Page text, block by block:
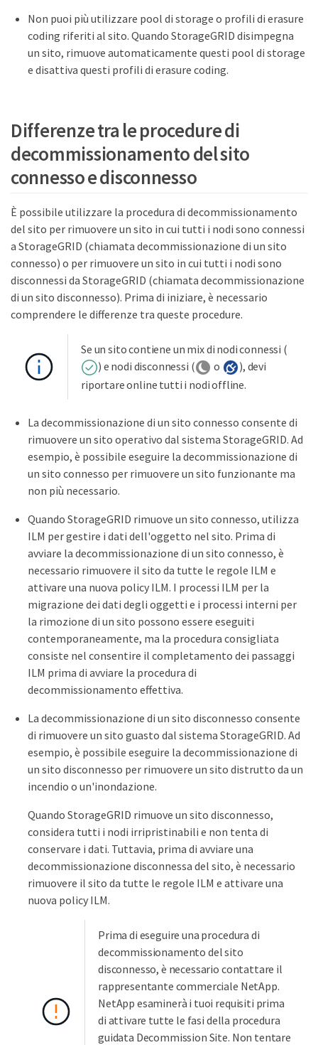
Non puoi più utilizzare pool di storage o profili di erasure
coding riferiti al sito. Quando StorageGRID disimpegna
un sito, rimuove automaticamente questi pool di storage
e disattiva questi profili di erasure coding.
Differenze tra le procedure di
decommissionamento del sito
connesso e disconnesso
È possibile utilizzare la procedura di decommissionamento
del sito per rimuovere un sito in cui tutti i nodi sono connessi
a StorageGRID (chiamata decommissionazione di un sito
connesso) o per rimuovere un sito in cui tutti i nodi sono
disconnessi da StorageGRID (chiamata decommissionazione
di un sito disconnesso). Prima di iniziare, è necessario
comprendere le differenze tra queste procedure.
Se un sito contiene un mix di nodi connessi (
) e nodi disconnessi (
o
), devi
riportare online tutti i nodi offline.
La decommissionazione di un sito connesso consente di
rimuovere un sito operativo dal sistema StorageGRID. Ad
esempio, è possibile eseguire la decommissionazione di
un sito connesso per rimuovere un sito funzionante ma
non più necessario.
Quando StorageGRID rimuove un sito connesso, utilizza
ILM per gestire i dati dell'oggetto nel sito. Prima di
avviare la decommissionazione di un sito connesso, è
necessario rimuovere il sito da tutte le regole ILM e
attivare una nuova policy ILM. I processi ILM per la
migrazione dei dati degli oggetti e i processi interni per
la rimozione di un sito possono essere eseguiti
contemporaneamente, ma la procedura consigliata
consiste nel consentire il completamento dei passaggi
ILM prima di avviare la procedura di
decommissionamento effettiva.
La decommissionazione di un sito disconnesso consente
di rimuovere un sito guasto dal sistema StorageGRID. Ad
esempio, è possibile eseguire la decommissionazione di
un sito disconnesso per rimuovere un sito distrutto da un
incendio o un'inondazione.
Quando StorageGRID rimuove un sito disconnesso,
considera tutti i nodi irripristinabili e non tenta di
conservare i dati. Tuttavia, prima di avviare una
decommissionazione disconnessa del sito, è necessario
rimuovere il sito da tutte le regole ILM e attivare una
nuova policy ILM.
Prima di eseguire una procedura di
decommissionamento del sito
disconnesso, è necessario contattare il
rappresentante commerciale NetApp.
NetApp esaminerà i tuoi requisiti prima
di attivare tutte le fasi della procedura
guidata Decommission Site. Non tentare